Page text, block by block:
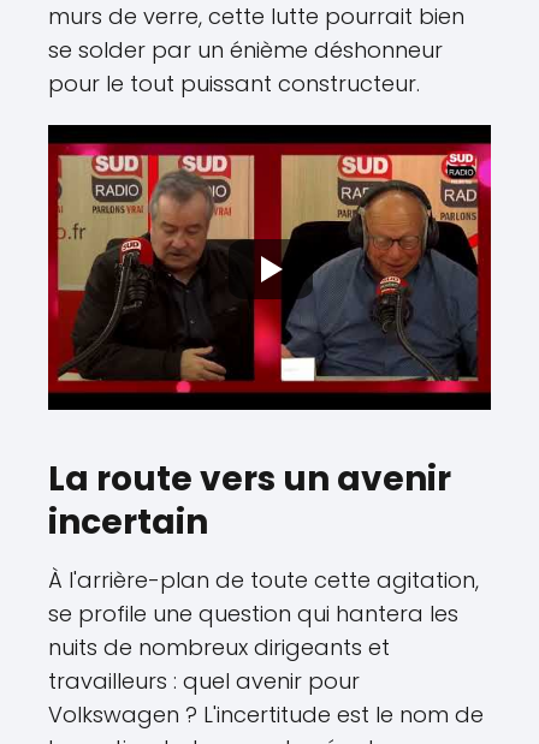
murs de verre, cette lutte pourrait bien
se solder par un énième déshonneur
pour le tout puissant constructeur.
La route vers un avenir
incertain
À l'arrière-plan de toute cette agitation,
se profile une question qui hantera les
nuits de nombreux dirigeants et
travailleurs : quel avenir pour
Volkswagen ? L'incertitude est le nom de